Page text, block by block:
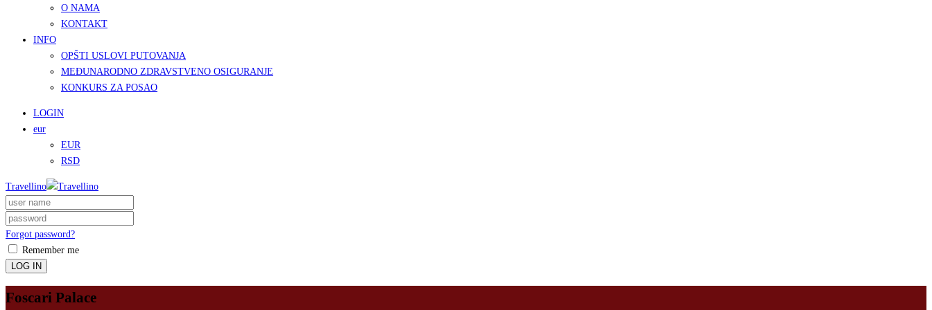
O NAMA
KONTAKT
INFO
OPŠTI USLOVI PUTOVANJA
MEĐUNARODNO ZDRAVSTVENO OSIGURANJE
KONKURS ZA POSAO
LOGIN
eur
EUR
RSD
Travellino
Forgot password?
Remember me
LOG IN
Foscari Palace